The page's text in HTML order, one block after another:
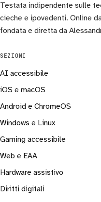
Testata indipendente sulle
cieche e ipovedenti. Online
fondata e diretta da
SEZIONI
AI accessibile
iOS e macOS
Android e ChromeOS
Windows e Linux
Gaming accessibile
Web e EAA
Hardware assistivo
Diritti digitali